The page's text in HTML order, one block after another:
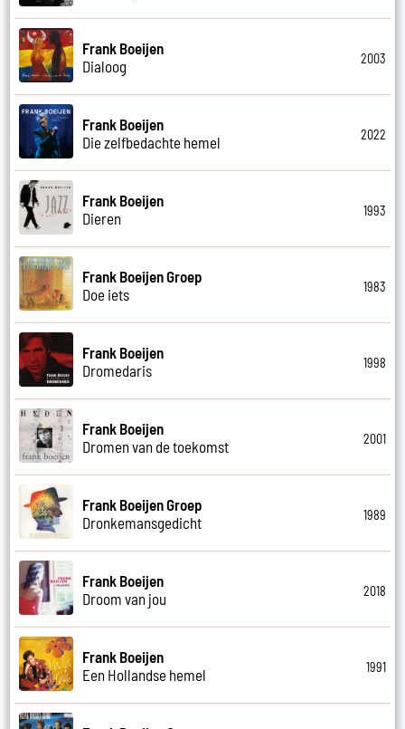
Frank Boeijen
Dialoog
2003
Frank Boeijen
Die zelfbedachte hemel
2022
Frank Boeijen
Dieren
1993
Frank Boeijen Groep
Doe iets
1983
Frank Boeijen
Dromedaris
1998
Frank Boeijen
Dromen van de toekomst
2001
Frank Boeijen Groep
Dronkemansgedicht
1989
Frank Boeijen
Droom van jou
2018
Frank Boeijen
Een Hollandse hemel
1991